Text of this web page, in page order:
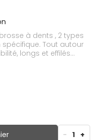
à dents , 2 types
Tout autour
longs et effilés
Au centre, des
souples et ionisés
la prolifération
dents sont
complet, précis,
difficiles d’accès.
et 30 % de
qu’avec une
- 1 +